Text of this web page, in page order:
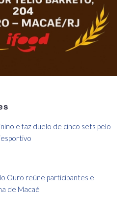
e faz duelo de cinco sets pelo
Ouro reúne participantes e
de Macaé